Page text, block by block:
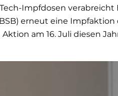
Impfdosen
erneut eine Impfaktion
Aktion am 16. Juli diesen